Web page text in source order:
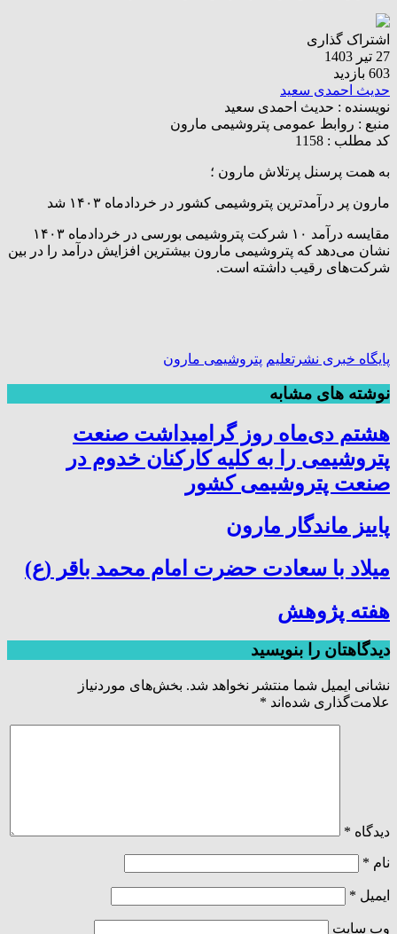
اشتراک گذاری
27 تیر 1403
603 بازدید
حدیث احمدی سعید
نویسنده : حدیث احمدی سعید
منبع : روابط عمومی پتروشیمی مارون
کد مطلب : 1158
به همت پرسنل پرتلاش مارون ؛
مارون پر درآمدترین پتروشیمی کشور در خردادماه ۱۴۰۳ شد
مقایسه درآمد ۱۰ شرکت پتروشیمی بورسی در خردادماه ۱۴۰۳
نشان می‌دهد که پتروشیمی مارون بیشترین افزایش درآمد را در بین
شرکت‌های رقیب داشته است.
پایگاه خبری نشرتعلیم پتروشیمی مارون
نوشته های مشابه
هشتم دی‌ماه روز گرامیداشت صنعت
پتروشیمی را به کلیه کارکنان خدوم در
صنعت پتروشیمی کشور
پاییز ماندگار مارون
میلاد با سعادت حضرت امام محمد باقر (ع)
هفته پژوهش
دیدگاهتان را بنویسید
نشانی ایمیل شما منتشر نخواهد شد. بخش‌های موردنیاز
علامت‌گذاری شده‌اند *
دیدگاه *
نام *
ایمیل *
وب‌ سایت